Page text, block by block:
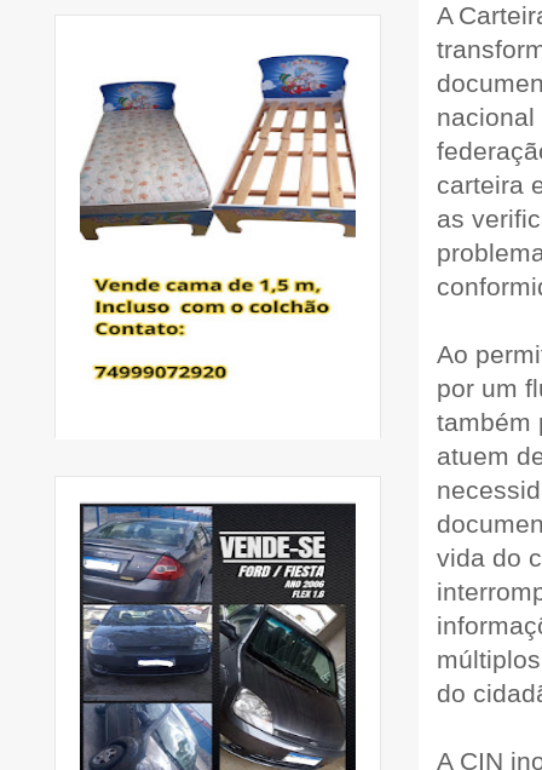
A
carteira
as
Ao
por um
também
atuem
vida do
do
A CIN